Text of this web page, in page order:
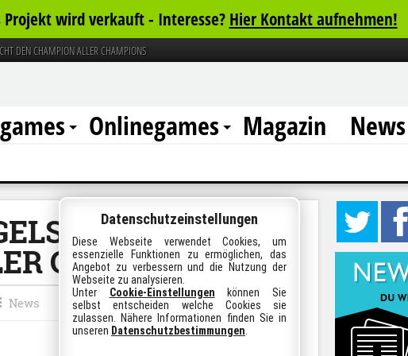
Projekt wird verkauft - Interesse? Hier Kontakt aufnehmen!
DEN CHAMPION ALLER CHAMPIONS
Onlinegames Magazin News
2 SUCHT DEN
CHAMPIONS
News
0 12
Datenschutzeinstellungen
Diese Webseite verwendet Cookies, um
essenzielle Funktionen zu ermöglichen, das
Angebot zu verbessern und die Nutzung der
Webseite zu analysieren.
Unter Cookie-Einstellungen können Sie
selbst entscheiden welche Cookies sie
zulassen. Nähere Informationen finden Sie in
unseren Datenschutzbestimmungen